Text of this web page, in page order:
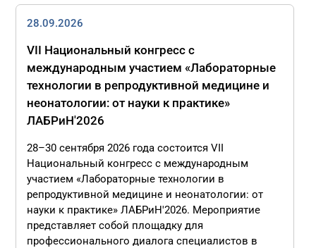
28.09.2026
VII Национальный конгресс с
международным участием «Лабораторные
технологии в репродуктивной медицине и
неонатологии: от науки к практике»
ЛАБРиН'2026
28–30 сентября 2026 года состоится VII
Национальный конгресс с международным
участием «Лабораторные технологии в
репродуктивной медицине и неонатологии: от
науки к практике» ЛАБРиН'2026. Мероприятие
представляет собой площадку для
профессионального диалога специалистов в